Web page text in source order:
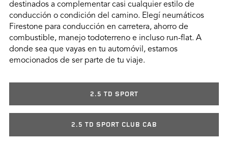
destinados a complementar casi cualquier estilo de
conducción o condición del camino. Elegí neumáticos
Firestone para conducción en carretera, ahorro de
combustible, manejo todoterreno e incluso run-flat. A
donde sea que vayas en tu automóvil, estamos
emocionados de ser parte de tu viaje.
2.5 TD SPORT
2.5 TD SPORT CLUB CAB